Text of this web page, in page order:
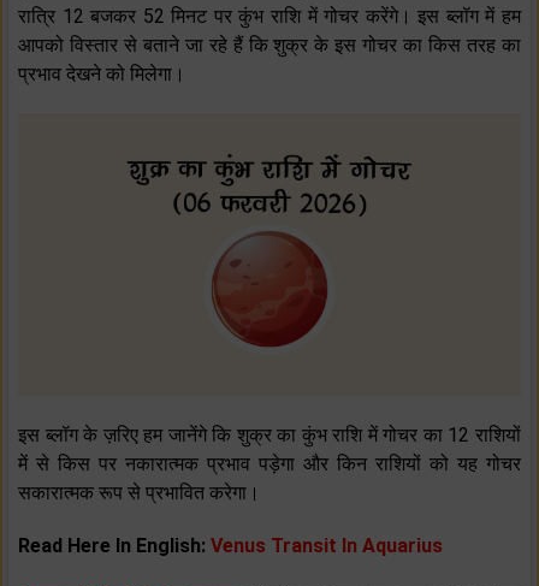
रात्रि 12 बजकर 52 मिनट पर कुंभ राशि में गोचर करेंगे। इस ब्‍लॉग में हम
आपको विस्‍तार से बताने जा रहे हैं कि शुक्र के इस गोचर का किस तरह का
प्रभाव देखने को मिलेगा।
इस ब्‍लॉग के ज़रिए हम जानेंगे कि शुक्र का कुंभ राशि में गोचर का 12 राशियों
में से किस पर नकारात्‍मक प्रभाव पड़ेगा और किन राशियों को यह गोचर
सकारात्‍मक रूप से प्रभावित करेगा।
Read Here In English: Venus Transit In Aquarius